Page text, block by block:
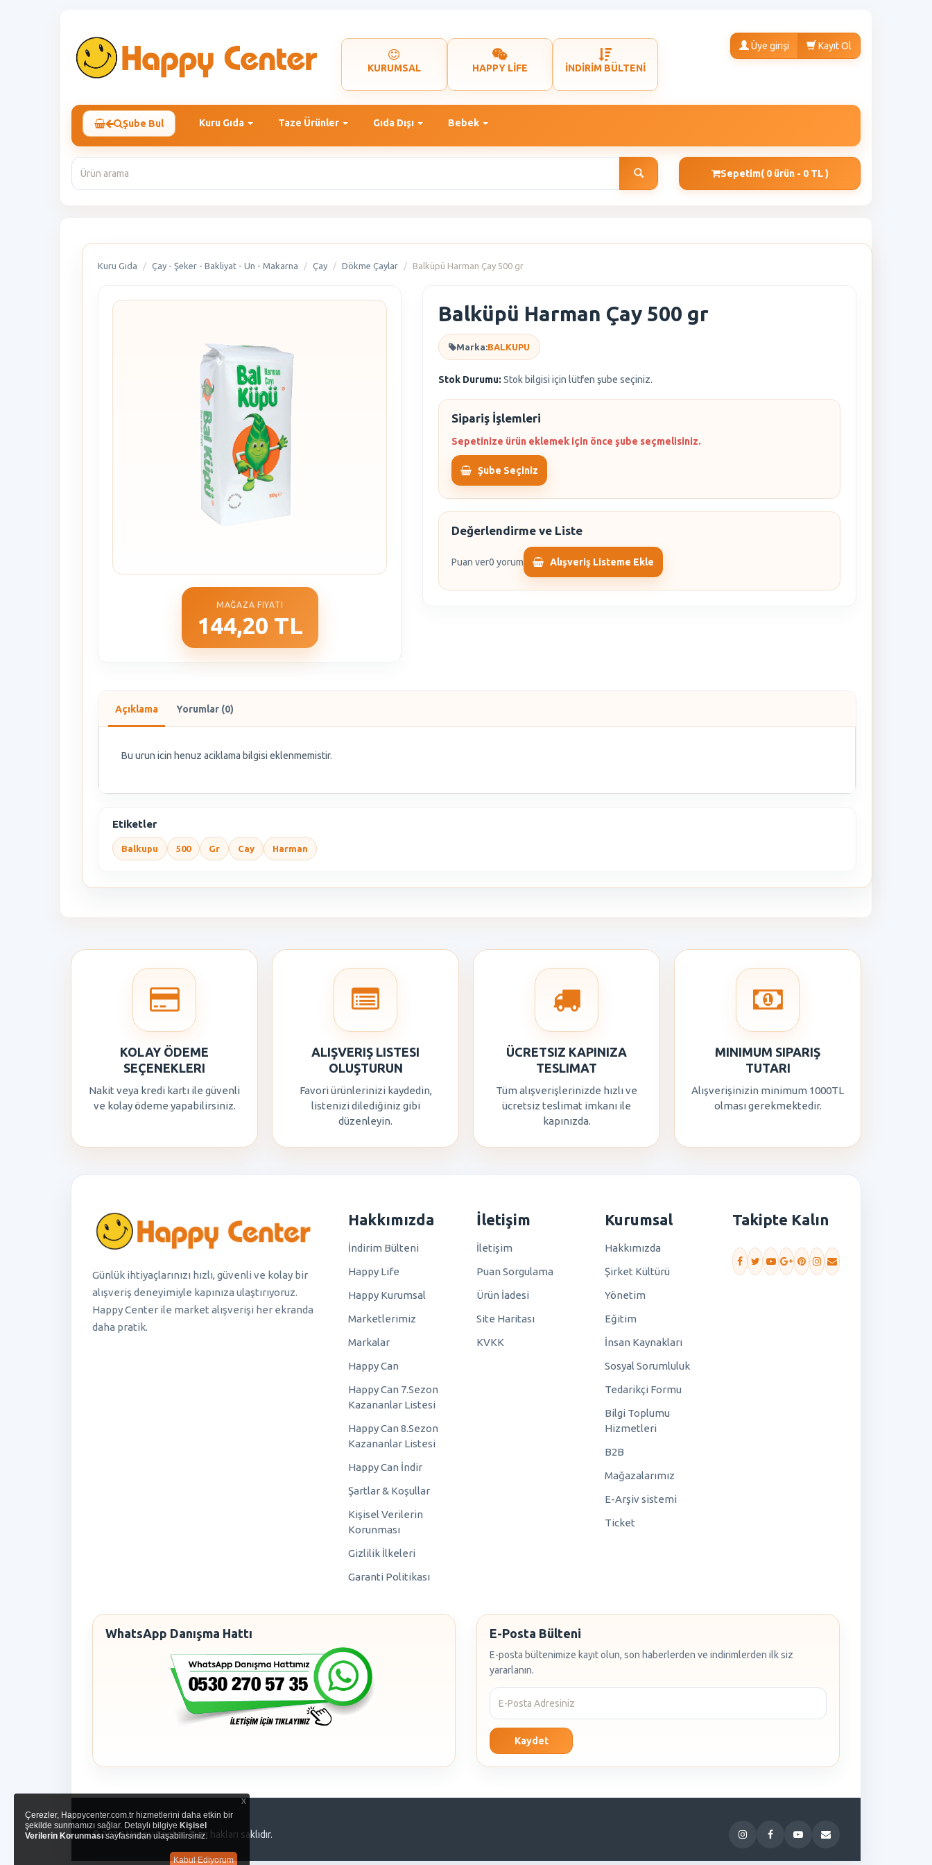
KURUMSAL HAPPY LİFE İNDİRİM BÜLTENİ
Üye girişi Kayıt Ol
Şube Bul Kuru Gıda Taze Ürünler Gıda Dışı Bebek
Sepetim( 0 ürün - 0 TL )
Kuru Gıda Çay - Şeker - Bakliyat - Un - Makarna Çay Dökme Çaylar Balküpü Harman Çay 500 gr
MAĞAZA FIYATI
144,20 TL
Balküpü Harman Çay 500 gr
Marka:BALKUPU
Stok Durumu: Stok bilgisi için lütfen şube seçiniz.
Sipariş İşlemleri
Sepetinize ürün eklemek için önce şube seçmelisiniz.
Şube Seçiniz
Değerlendirme ve Liste
Puan ver0 yorum Alışveriş Listeme Ekle
Açıklama Yorumlar (0)
Bu urun icin henuz aciklama bilgisi eklenmemistir.
Etiketler
Balkupu 500 Gr Cay Harman
KOLAY ÖDEME
SEÇENEKLERI
Nakit veya kredi kartı ile güvenli
ve kolay ödeme yapabilirsiniz.
ALIŞVERIŞ LISTESI
OLUŞTURUN
Favori ürünlerinizi kaydedin,
listenizi dilediğiniz gibi
düzenleyin.
ÜCRETSIZ KAPINIZA
TESLIMAT
Tüm alışverişlerinizde hızlı ve
ücretsiz teslimat imkanı ile
kapınızda.
MINIMUM SIPARIŞ
TUTARI
Alışverişinizin minimum 1000TL
olması gerekmektedir.
Günlük ihtiyaçlarınızı hızlı, güvenli ve kolay bir
alışveriş deneyimiyle kapınıza ulaştırıyoruz.
Happy Center ile market alışverişi her ekranda
daha pratik.
Hakkımızda
İndirim Bülteni
Happy Life
Happy Kurumsal
Marketlerimiz
Markalar
Happy Can
Happy Can 7.Sezon
Kazananlar Listesi
Happy Can 8.Sezon
Kazananlar Listesi
Happy Can İndir
Şartlar & Koşullar
Kişisel Verilerin
Korunması
Gizlilik İlkeleri
Garanti Politikası
İletişim
İletişim
Puan Sorgulama
Ürün İadesi
Site Haritası
KVKK
Kurumsal
Hakkımızda
Şirket Kültürü
Yönetim
Eğitim
İnsan Kaynakları
Sosyal Sorumluluk
Tedarikçi Formu
Bilgi Toplumu
Hizmetleri
B2B
Mağazalarımız
E-Arşiv sistemi
Ticket
Takipte Kalın
WhatsApp Danışma Hattı E-Posta Bülteni
E-posta bültenimize kayıt olun, son haberlerden ve indirimlerden ilk siz
yararlanın.
Kaydet
© 2026 Happy Center. Tüm hakları saklıdır.
x
Çerezler, Happycenter.com.tr hizmetlerini daha etkin bir
şekilde sunmamızı sağlar. Detaylı bilgiye Kişisel
Verilerin Korunmasısayfasından ulaşabilirsiniz.
Kabul Ediyorum